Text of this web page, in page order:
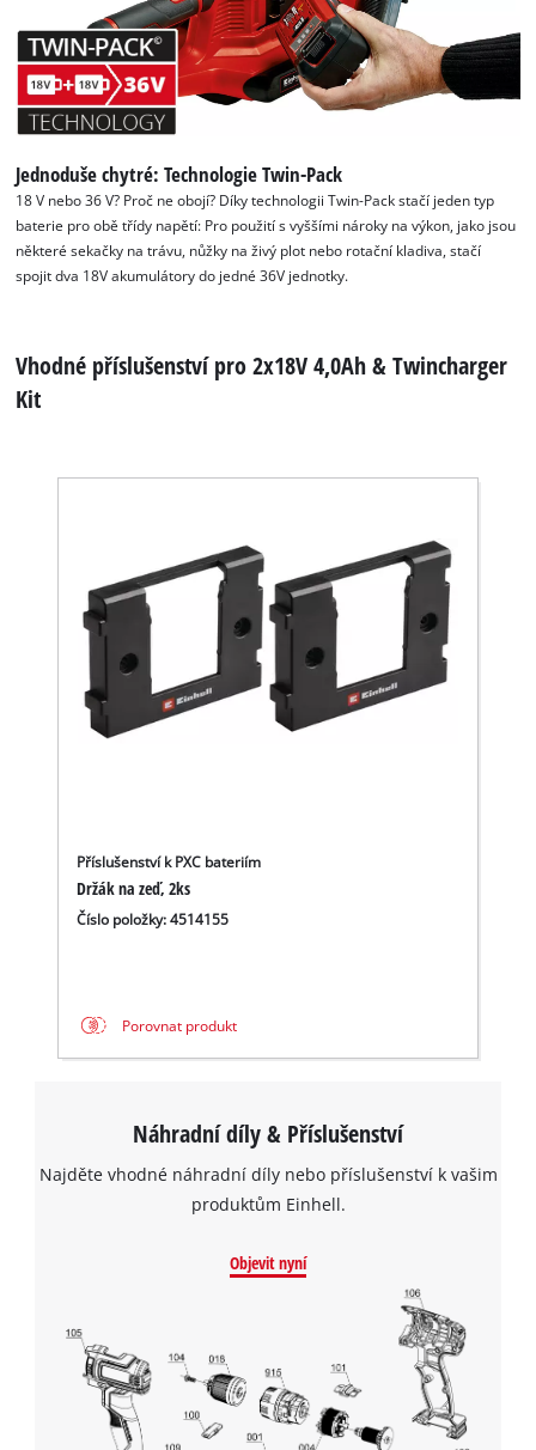
potřebujeme váš souhlas!
This content is not permitted to load due
to trackers that are not disclosed to the
visitor. The website owner needs to setup
to the list of technologies used.
Powered byUsercentrics Consent
Management Platform
Jednoduše chytré: Technologie Twin-Pack
18 V nebo 36 V? Proč ne obojí? Díky technologii Twin-Pack stačí jeden typ
baterie pro obě třídy napětí: Pro použití s vyššími nároky na výkon, jako jsou
některé sekačky na trávu, nůžky na živý plot nebo rotační kladiva, stačí
spojit dva 18V akumulátory do jedné 36V jednotky.
Vhodné příslušenství pro 2x18V 4,0Ah & Twincharger
Kit
Příslušenství k PXC bateriím
Držák na zeď, 2ks
Číslo položky: 4514155
Porovnat produkt
Náhradní díly & Příslušenství
Najděte vhodné náhradní díly nebo příslušenství k vašim
produktům Einhell.
Objevit nyní